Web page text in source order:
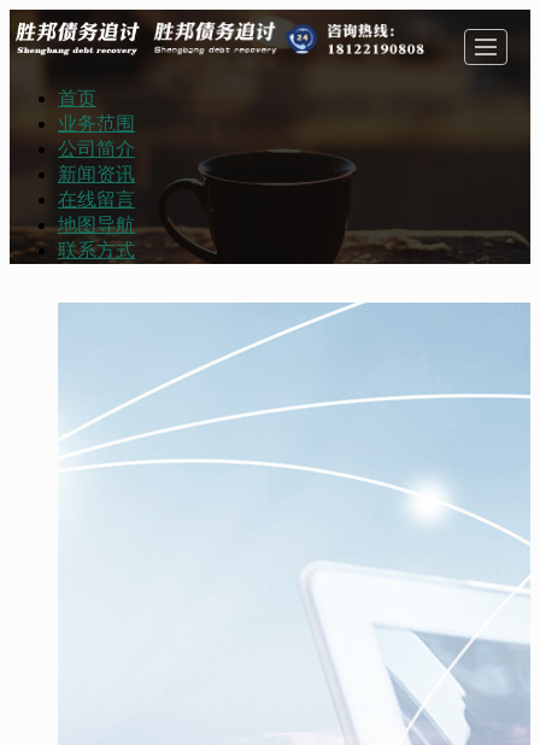
首页
地图导航 联系方式
首页
业务范围
公司简介
新闻资讯
在线留言
地图导航
联系方式